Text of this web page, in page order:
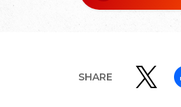
SHARE